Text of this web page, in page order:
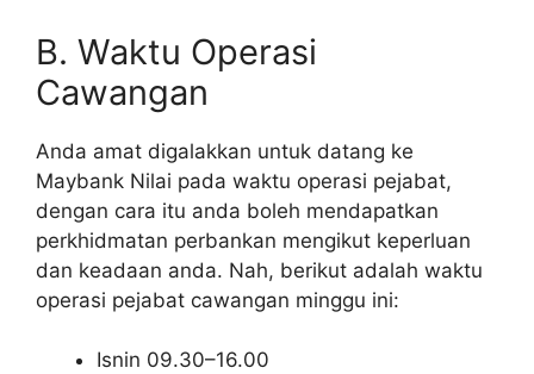
B. Waktu Operasi
Cawangan
Anda amat digalakkan untuk datang ke
Maybank Nilai pada waktu operasi pejabat,
dengan cara itu anda boleh mendapatkan
perkhidmatan perbankan mengikut keperluan
dan keadaan anda. Nah, berikut adalah waktu
operasi pejabat cawangan minggu ini:
Isnin 09.30–16.00